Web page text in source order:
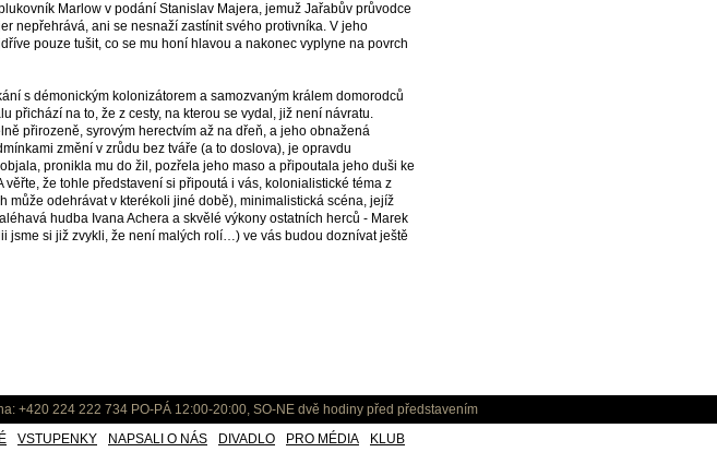
Marlow v podání Stanislav Majera, jemuž Jařabův průvodce
nepřehrává, ani se nesnaží zastínit svého protivníka. V jeho
pouze tušit, co se mu honí hlavou a nakonec vyplyne na povrch
s démonickým kolonizátorem a samozvaným králem domorodců
přichází na to, že z cesty, na kterou se vydal, již není návratu.
přirozeně, syrovým herectvím až na dřeň, a jeho obnažená
změní v zrůdu bez tváře (a to doslova), je opravdu
pronikla mu do žil, pozřela jeho maso a připoutala jeho duši ke
věřte, že tohle představení si připoutá i vás, kolonialistické téma z
může odehrávat v kterékoli jiné době), minimalistická scéna, jejíž
hudba Ivana Achera a skvělé výkony ostatních herců - Marek
jsme si již zvykli, že není malých rolí…) ve vás budou doznívat ještě
+420 224 222 734 PO-PÁ 12:00-20:00, SO-NE dvě hodiny před představením
VSTUPENKY NAPSALI O NÁS DIVADLO PRO MÉDIA KLUB